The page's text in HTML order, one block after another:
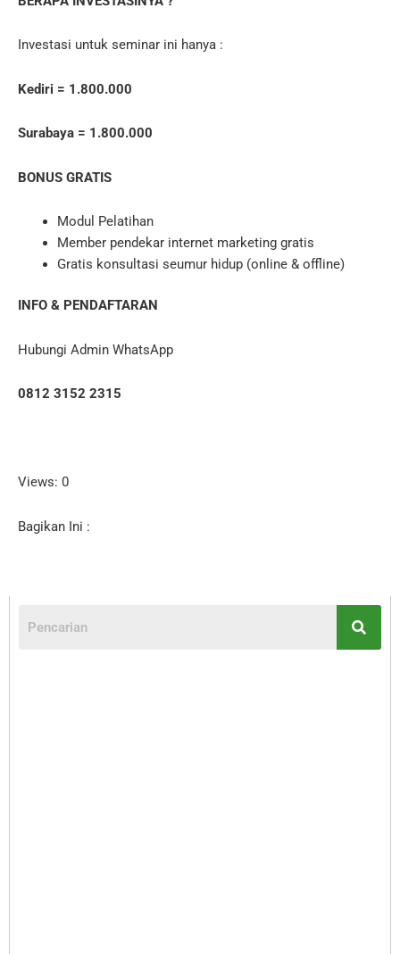
Investasi untuk seminar ini hanya :
Kediri = 1.800.000
Surabaya = 1.800.000
BONUS GRATIS
Modul Pelatihan
Member pendekar internet marketing gratis
Gratis konsultasi seumur hidup (online & offline)
INFO & PENDAFTARAN
Hubungi Admin WhatsApp
0812 3152 2315
Views: 0
Bagikan Ini :